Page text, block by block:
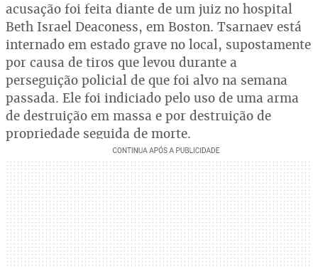
acusação foi feita diante de um juiz no hospital
Beth Israel Deaconess, em Boston. Tsarnaev está
internado em estado grave no local, supostamente
por causa de tiros que levou durante a
perseguição policial de que foi alvo na semana
passada. Ele foi indiciado pelo uso de uma arma
de destruição em massa e por destruição de
propriedade seguida de morte.